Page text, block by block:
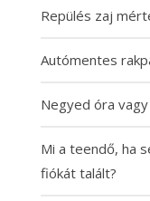
Repülés zaj
Autómentes
Negyed óra
Mi a teendő, ha
fiókát talált?